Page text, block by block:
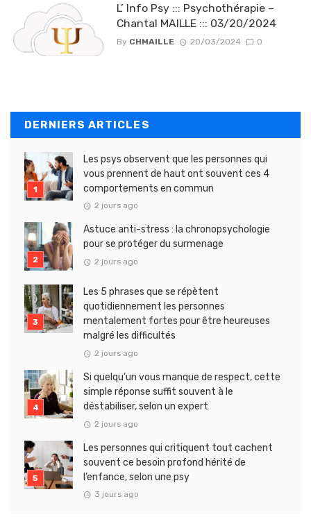
L’ Info Psy ::: Psychothérapie –
Chantal MAILLE ::: 03/20/2024
By CHMAILLE 20/03/2024 0
DERNIERS ARTICLES
Les psys observent que les personnes qui
vous prennent de haut ont souvent ces 4
comportements en commun
2 jours ago
Astuce anti-stress : la chronopsychologie
pour se protéger du surmenage
2 jours ago
Les 5 phrases que se répètent
quotidiennement les personnes
mentalement fortes pour être heureuses
malgré les difficultés
2 jours ago
Si quelqu’un vous manque de respect, cette
simple réponse suffit souvent à le
déstabiliser, selon un expert
2 jours ago
Les personnes qui critiquent tout cachent
souvent ce besoin profond hérité de
l’enfance, selon une psy
3 jours ago